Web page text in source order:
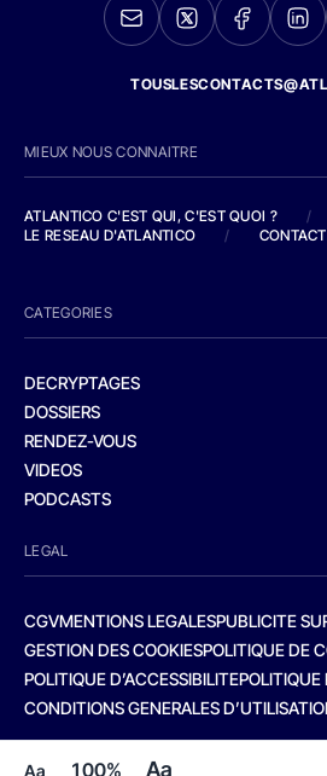
Aa 100% Aa
MIEUX NOUS CONNAITRE
ATLANTICO C'EST QUI, C'EST QUOI ?
/
LE RESEAU D'ATLANTICO
/ CONTACT
CATEGORIES
DECRYPTAGES
DOSSIERS
RENDEZ-VOUS
VIDEOS
PODCASTS
LEGAL
CGVMENTIONS LEGALESPUBLICITE
GESTION DES COOKIESPOLITIQUE DE
POLITIQUE D’ACCESSIBILITEPOLITIQUE
CONDITIONS GENERALES